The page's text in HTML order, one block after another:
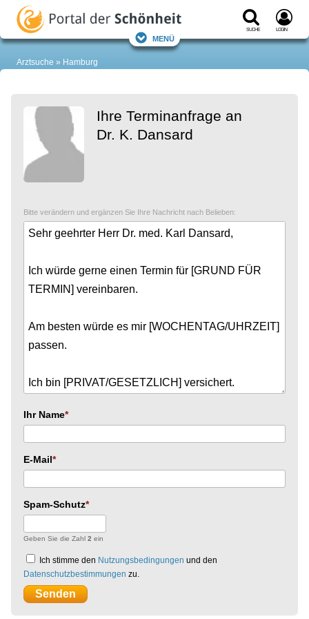
Suche Login
Menü
Arztsuche Hamburg
Ihre Terminanfrage an
Dr. K. Dansard
Bitte verändern und ergänzen Sie Ihre Nachricht nach Belieben:
Ihr Name
E-Mail
Spam-Schutz
Geben Sie die Zahl 2 ein
Ich stimme den Nutzungsbedingungen und den
Datenschutzbestimmungen zu.